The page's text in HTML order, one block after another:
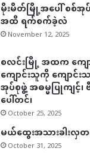
မိုးမိတ်မြို့အပေါ် စစ်
အထိ ရက်စက်ခဲ့လဲ
November 12, 2025
စလင်းမြို့ အထက ကျော
ကျောင်းသူကို ကျောင်
အုပ်စုဖွဲ့ အဓမ္မပြုကျင့်
ပေါ်တင်၊
October 25, 2025
မယ်ထွေးအသားခါးလှ
October 31, 2025